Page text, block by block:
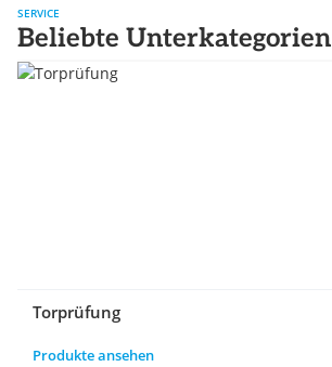
SERVICE
Beliebte Unterkategorien
Torprüfung
Produkte ansehen